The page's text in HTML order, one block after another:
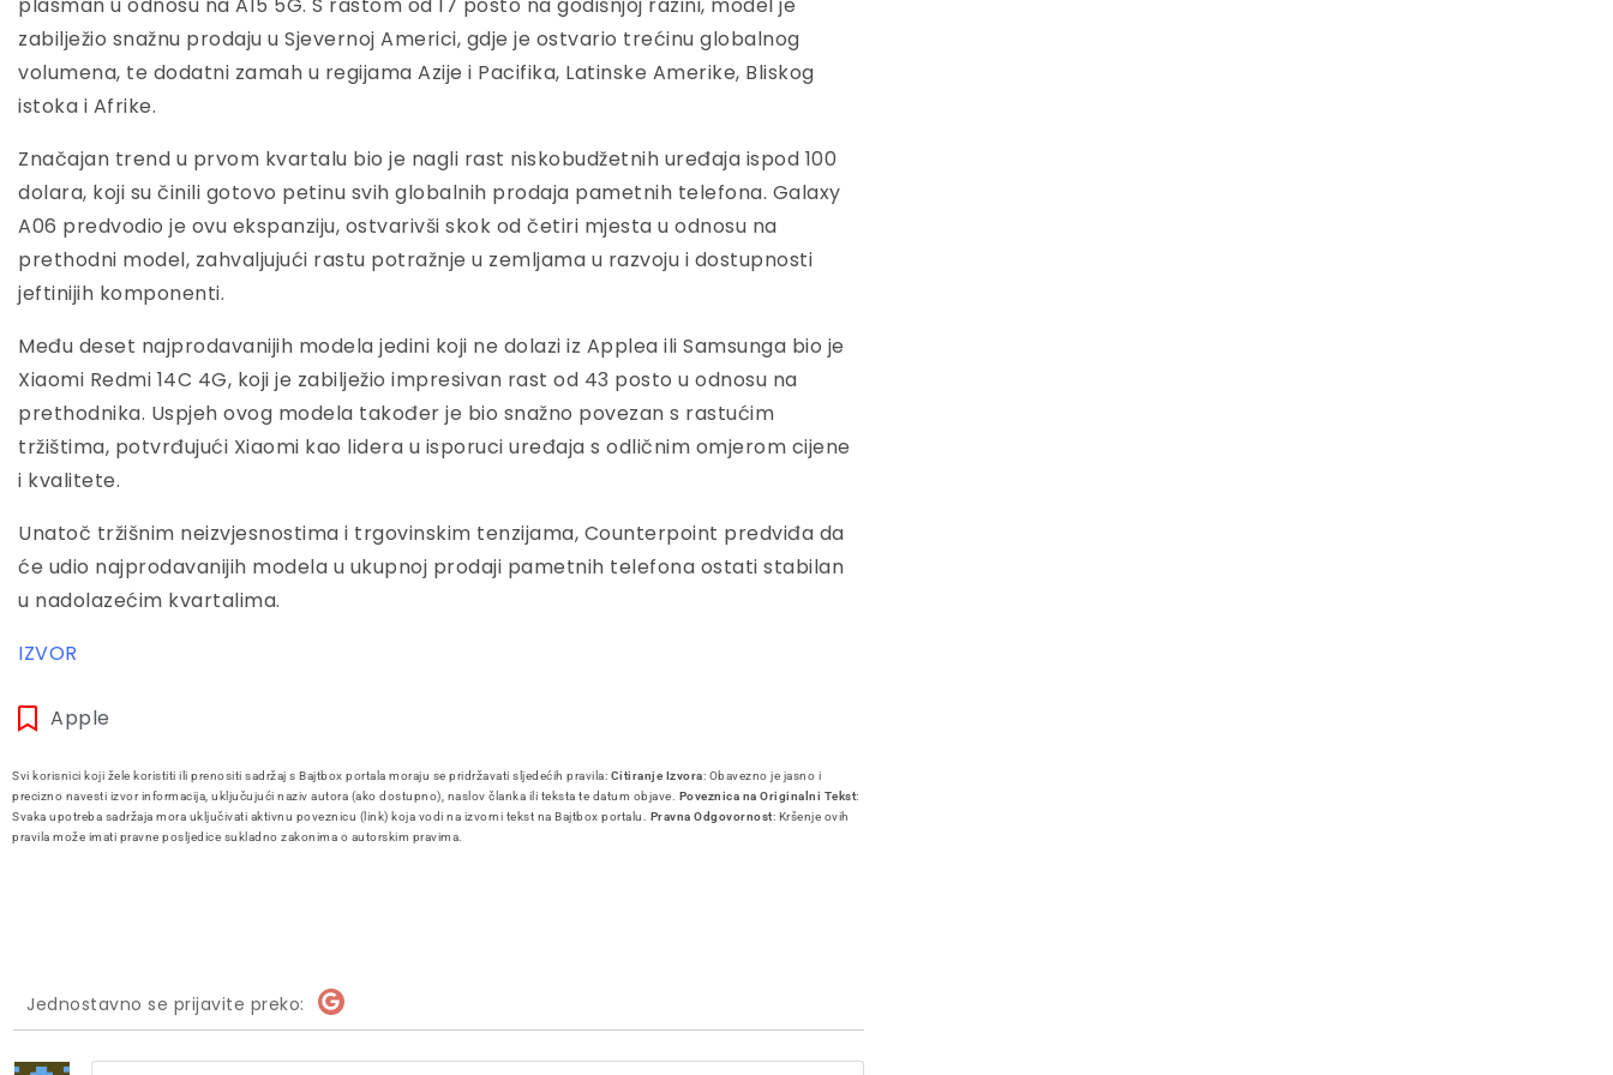
zabilježio snažnu prodaju u Sjevernoj Americi, gdje je ostvario trećinu globalnog
volumena, te dodatni zamah u regijama Azije i Pacifika, Latinske Amerike, Bliskog
istoka i Afrike.
Značajan trend u prvom kvartalu bio je nagli rast niskobudžetnih uređaja ispod 100
dolara, koji su činili gotovo petinu svih globalnih prodaja pametnih telefona. Galaxy
A06 predvodio je ovu ekspanziju, ostvarivši skok od četiri mjesta u odnosu na
prethodni model, zahvaljujući rastu potražnje u zemljama u razvoju i dostupnosti
jeftinijih komponenti.
Među deset najprodavanijih modela jedini koji ne dolazi iz Applea ili Samsunga bio je
Xiaomi Redmi 14C 4G, koji je zabilježio impresivan rast od 43 posto u odnosu na
prethodnika. Uspjeh ovog modela također je bio snažno povezan s rastućim
tržištima, potvrđujući Xiaomi kao lidera u isporuci uređaja s odličnim omjerom cijene
i kvalitete.
Unatoč tržišnim neizvjesnostima i trgovinskim tenzijama, Counterpoint predviđa da
će udio najprodavanijih modela u ukupnoj prodaji pametnih telefona ostati stabilan
u nadolazećim kvartalima.
IZVOR
Apple
Svi korisnici koji žele koristiti ili prenositi sadržaj s Bajtbox portala moraju se pridržavati sljedećih pravila: Citiranje Izvora: Obavezno je jasno i
precizno navesti izvor informacija, uključujući naziv autora (ako dostupno), naslov članka ili teksta te datum objave. Poveznica na Originalni Tekst:
Svaka upotreba sadržaja mora uključivati aktivnu poveznicu (link) koja vodi na izvorni tekst na Bajtbox portalu. Pravna Odgovornost: Kršenje ovih
pravila može imati pravne posljedice sukladno zakonima o autorskim pravima.
Jednostavno se prijavite preko: